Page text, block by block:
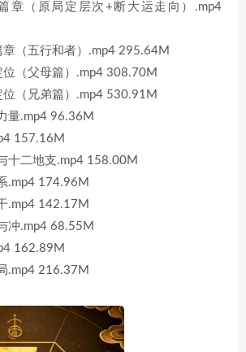
章（原局定层次+断大运走向）.mp4
（五行和者）.mp4 295.64M
（父母篇）.mp4 308.70M
（兄弟篇）.mp4 530.91M
量.mp4 96.36M
157.16M
十二地支.mp4 158.00M
.mp4 174.96M
.mp4 142.17M
冲.mp4 68.55M
162.89M
.mp4 216.37M